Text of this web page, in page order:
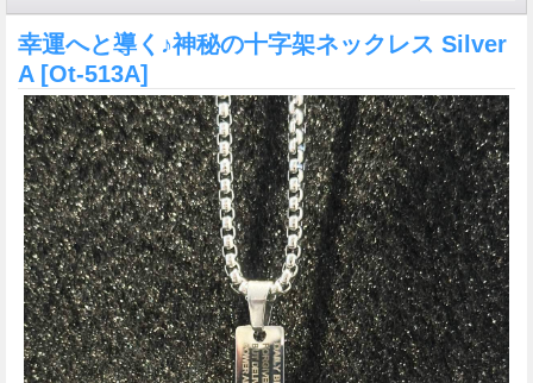
幸運へと導く♪神秘の十字架ネックレス Silver
A [Ot-513A]